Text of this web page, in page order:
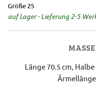
Größe 25
auf Lager - Lieferung 2-5
MASSE
Länge 70.5 cm,